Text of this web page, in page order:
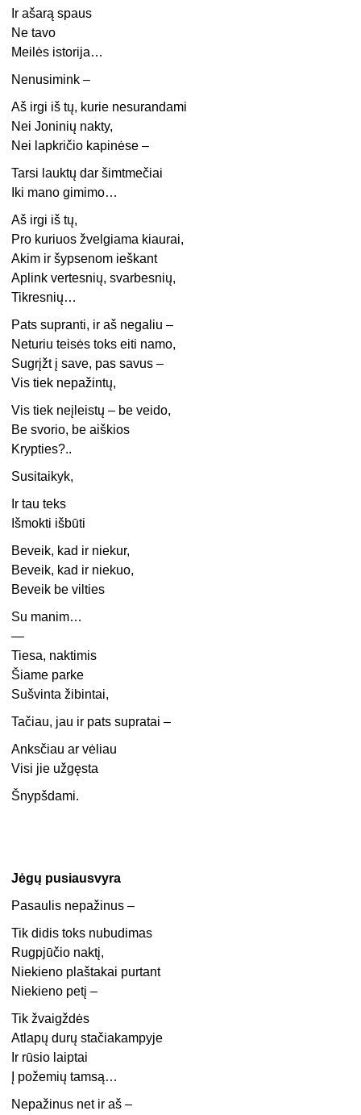
Ir ašarą spaus
Ne tavo
Meilės istorija…
Nenusimink –
Aš irgi iš tų, kurie nesurandami
Nei Joninių nakty,
Nei lapkričio kapinėse –
Tarsi lauktų dar šimtmečiai
Iki mano gimimo…
Aš irgi iš tų,
Pro kuriuos žvelgiama kiaurai,
Akim ir šypsenom ieškant
Aplink vertesnių, svarbesnių,
Tikresnių…
Pats supranti, ir aš negaliu –
Neturiu teisės toks eiti namo,
Sugrįžt į save, pas savus –
Vis tiek nepažintų,
Vis tiek neįleistų – be veido,
Be svorio, be aiškios
Krypties?..
Susitaikyk,
Ir tau teks
Išmokti išbūti
Beveik, kad ir niekur,
Beveik, kad ir niekuo,
Beveik be vilties
Su manim…
—
Tiesa, naktimis
Šiame parke
Sušvinta žibintai,
Tačiau, jau ir pats supratai –
Anksčiau ar vėliau
Visi jie užgęsta
Šnypšdami.
Jėgų pusiausvyra
Pasaulis nepažinus –
Tik didis toks nubudimas
Rugpjūčio naktį,
Niekieno plaštakai purtant
Niekieno petį –
Tik žvaigždės
Atlapų durų stačiakampyje
Ir rūsio laiptai
Į požemių tamsą…
Nepažinus net ir aš –